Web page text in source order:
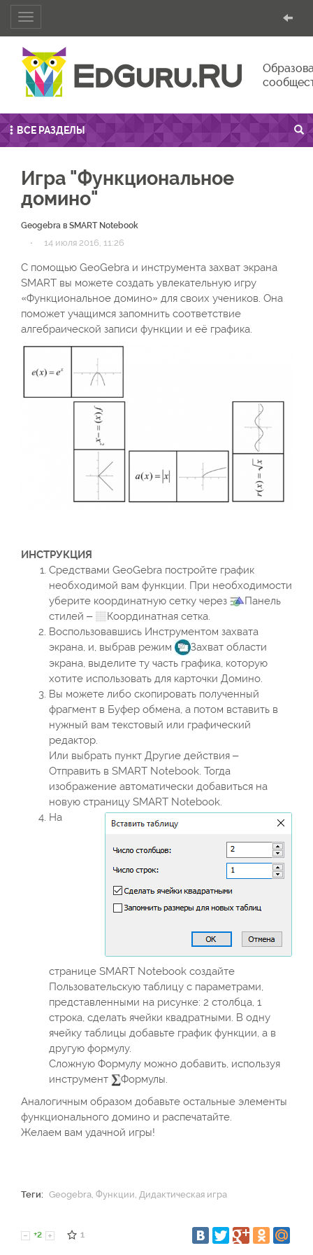
Toggle
navigation
ВСЕ РАЗДЕЛЫ
Игра "Функциональное
домино"
Geogebra в SMART Notebook
· 14 июля 2016, 11:26
С помощью GeoGebra и инструмента захват экрана
SMART вы можете создать увлекательную игру
«Функциональное домино» для своих учеников. Она
поможет учащимся запомнить соответствие
алгебраической записи функции и её графика.
ИНСТРУКЦИЯ
Средствами GeoGebra постройте график
необходимой вам функции. При необходимости
уберите координатную сетку через
Панель
стилей –
Координатная сетка.
Воспользовавшись Инструментом захвата
экрана, и, выбрав режим
Захват области
экрана, выделите ту часть графика, которую
хотите использовать для карточки Домино.
Вы можете либо скопировать полученный
фрагмент в Буфер обмена, а потом вставить в
нужный вам текстовый или графический
редактор.
Или выбрать пункт Другие действия –
Отправить в SMART Notebook. Тогда
изображение автоматически добавиться на
новую страницу SMART Notebook.
На
странице SMART Notebook создайте
Пользовательскую таблицу с параметрами,
представленными на рисунке: 2 столбца, 1
строка, сделать ячейки квадратными. В одну
ячейку таблицы добавьте график функции, а в
другую формулу.
Сложную Формулу можно добавить, используя
инструмент
Формулы.
Аналогичным образом добавьте остальные элементы
функционального домино и распечатайте.
Желаем вам удачной игры!
Теги: Geogebra, Функции, Дидактическая игра
+2 1